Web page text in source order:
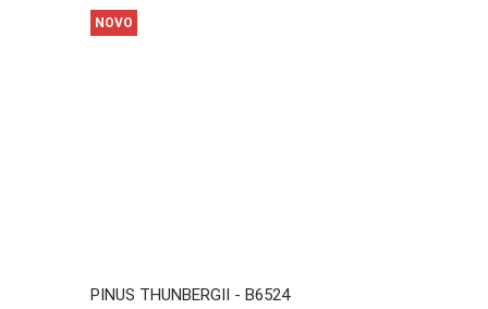
PINUS THUNBERGII - B6524
NOVO